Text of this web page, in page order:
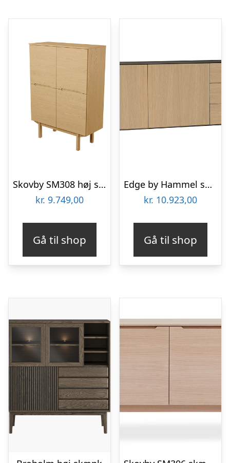
Skovby SM308 høj skænk
kr. 9.749,00
Gå til shop
Edge by Hammel skænk 5
kr. 10.923,00
Gå til shop